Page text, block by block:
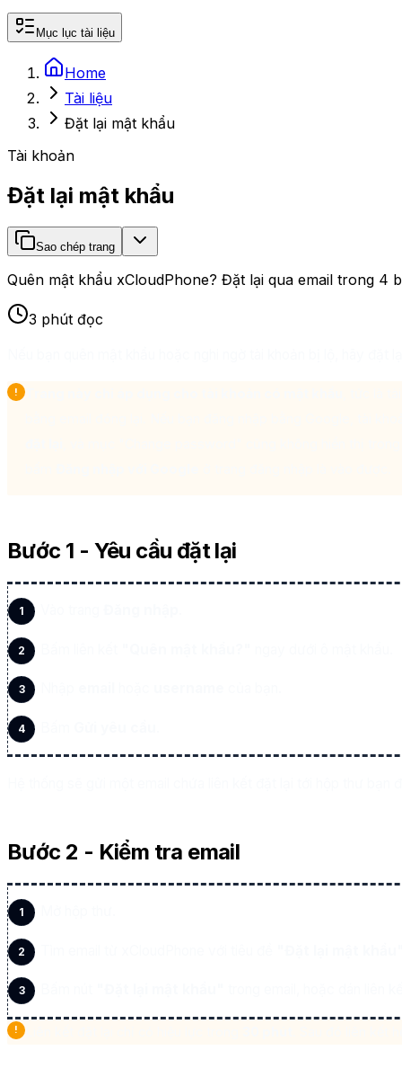
Mục lục tài liệu
Home
Tài liệu
Đặt lại mật khẩu
Tài khoản
Đặt lại mật khẩu
Sao chép trang
Quên mật khẩu xCloudPhone? Đặt lại qua email trong
3 phút đọc
Bước 1 - Yêu cầu đặt lại
Bước 2 - Kiểm tra email